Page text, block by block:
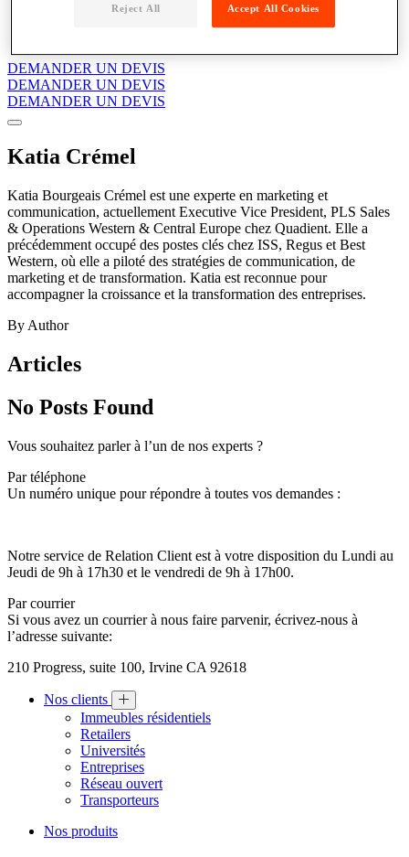
Transporteurs
DEMANDER UN DEVIS
DEMANDER UN DEVIS
DEMANDER UN DEVIS
Katia Crémel
Katia Bourgeais Crémel est une experte en marketing et
communication, actuellement Executive Vice President, PLS Sales
& Operations Western & Central Europe chez Quadient. Elle a
précédemment occupé des postes clés chez ISS, Regus et Best
Western, où elle a piloté des stratégies de communication, de
marketing et de transformation. Katia est reconnue pour
accompagner la croissance et la transformation des entreprises.
By Author
Articles
No Posts Found
Vous souhaitez parler à l’un de nos experts ?
Par téléphone
Un numéro unique pour répondre à toutes vos demandes :
Notre service de Relation Client est à votre disposition du Lundi au
Jeudi de 9h à 17h30 et le vendredi de 9h à 17h00.
Par courrier
Si vous avez un courrier à nous faire parvenir, écrivez-nous à
l’adresse suivante:
210 Progress, suite 100, Irvine CA 92618
Nos clients
Immeubles résidentiels
Retailers
Universités
Entreprises
Réseau ouvert
Transporteurs
Nos produits
Reject All Accept All Cookies